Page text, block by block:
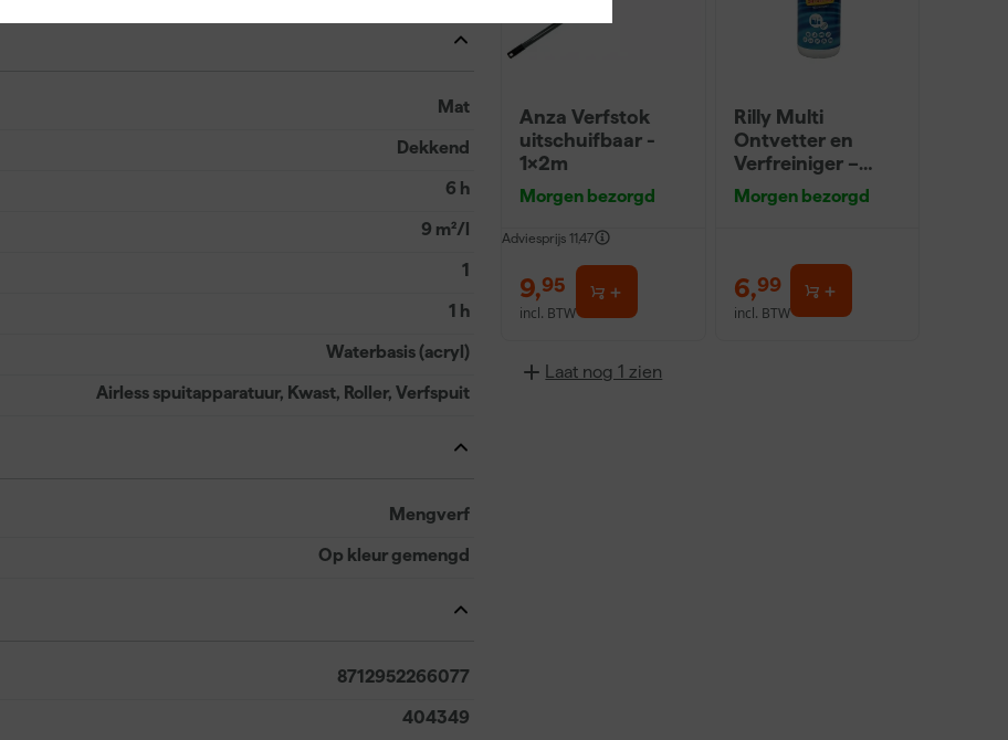
Mat
Dekkend
6 h
9 m²/l
1
1 h
Waterbasis (acryl)
Airless spuitapparatuur, Kwast, Roller, Verfspuit
Mengverf
Op kleur gemengd
8712952266077
404349
Anza Verfstok
uitschuifbaar -
1x2m
Morgen bezorgd
Adviesprijs 11,47
9,95
incl. BTW
Rilly Multi
Ontvetter en
Verfreiniger –
0,5L
Morgen bezorgd
6,99
incl. BTW
Laat nog 1 zien